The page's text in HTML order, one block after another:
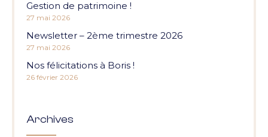
Gestion de patrimoine !
27 mai 2026
Newsletter – 2ème trimestre 2026
27 mai 2026
Nos félicitations à Boris !
26 février 2026
Archives